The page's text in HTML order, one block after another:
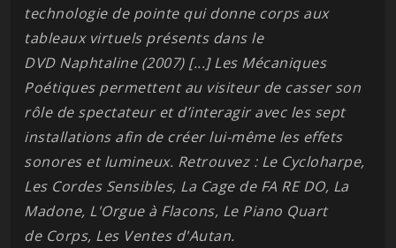
technologie de pointe qui donne corps aux
tableaux virtuels présents dans le
DVD Naphtaline (2007) [...] Les Mécaniques
Poétiques permettent au visiteur de casser son
rôle de spectateur et d’interagir avec les sept
installations afin de créer lui-même les effets
sonores et lumineux. Retrouvez : Le Cycloharpe,
Les Cordes Sensibles, La Cage de FA RE DO, La
Madone, L'Orgue à Flacons, Le Piano Quart
de Corps, Les Ventes d'Autan.